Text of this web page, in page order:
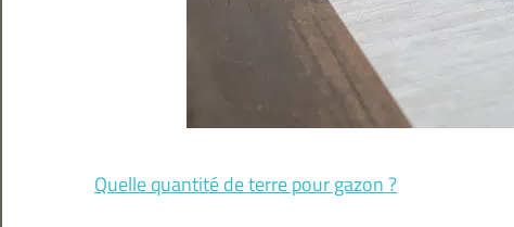
Quelle quantité de terre pour gazon ?